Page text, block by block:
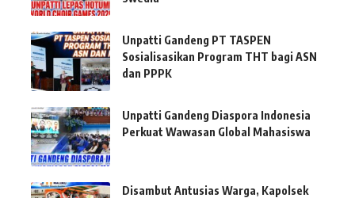
Unpatti Gandeng PT TASPEN
Sosialisasikan Program THT bagi ASN
dan PPPK
Unpatti Gandeng Diaspora Indonesia
Perkuat Wawasan Global Mahasiswa
Disambut Antusias Warga, Kapolsek